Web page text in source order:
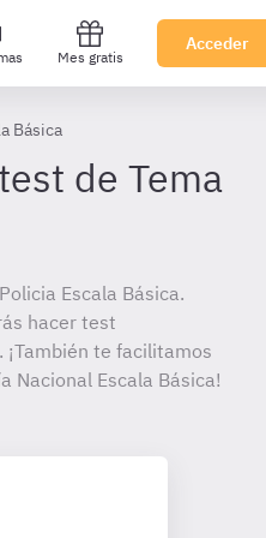
Mes gratis
Acceder
Básica
de Tema
Escala Básica.
hacer test
te facilitamos
Nacional Escala Básica!